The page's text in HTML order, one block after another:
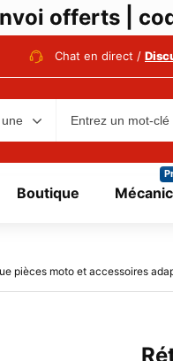
offerts |
Chat en direct /
Boutique
pièces moto et accessoires